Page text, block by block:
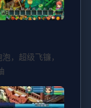
，超级飞镰，